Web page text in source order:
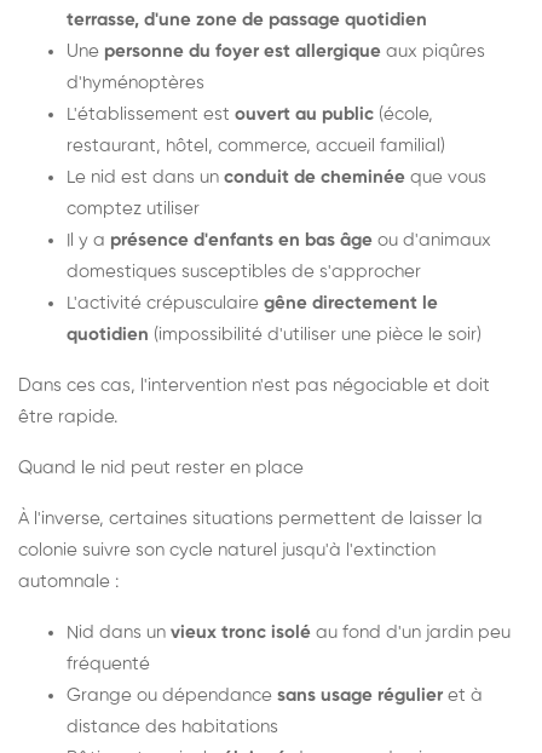
terrasse, d'une zone de passage quotidien
Une personne du foyer est allergique aux piqûres
d'hyménoptères
L'établissement est ouvert au public (école,
restaurant, hôtel, commerce, accueil familial)
Le nid est dans un conduit de cheminée que vous
comptez utiliser
Il y a présence d'enfants en bas âge ou d'animaux
domestiques susceptibles de s'approcher
L'activité crépusculaire gêne directement le
quotidien (impossibilité d'utiliser une pièce le soir)
Dans ces cas, l'intervention n'est pas négociable et doit
être rapide.
Quand le nid peut rester en place
À l'inverse, certaines situations permettent de laisser la
colonie suivre son cycle naturel jusqu'à l'extinction
automnale :
Nid dans un vieux tronc isolé au fond d'un jardin peu
fréquenté
Grange ou dépendance sans usage régulier et à
distance des habitations